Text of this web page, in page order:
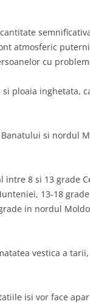
atmosferic
cu
ploaia inghetata,
si nordul
8 si 13 grade
13-18
in nordul
vestica a
isi vor face